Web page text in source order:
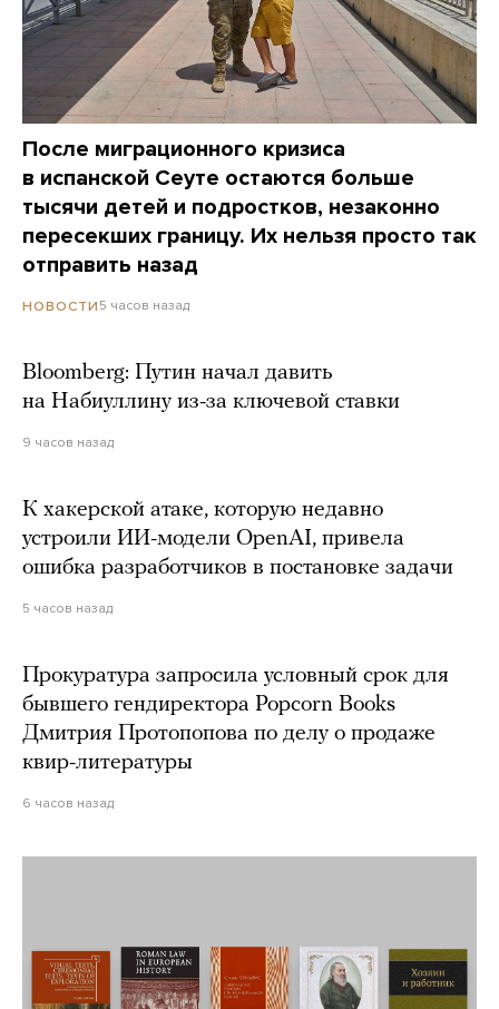
После миграционного кризиса
в испанской Сеуте остаются больше
тысячи детей и подростков, незаконно
пересекших границу. Их нельзя просто так
отправить назад
НОВОСТИ 5 часов назад
Bloomberg: Путин начал давить
на Набиуллину из-за ключевой ставки
9 часов назад
К хакерской атаке, которую недавно
устроили ИИ-модели OpenAI, привела
ошибка разработчиков в постановке задачи
5 часов назад
Прокуратура запросила условный срок для
бывшего гендиректора Popcorn Books
Дмитрия Протопопова по делу о продаже
квир-литературы
6 часов назад